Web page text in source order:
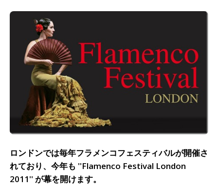
ロンドンでは毎年フラメンコフェスティバルが開催さ
れており、今年も ''Flamenco Festival London
2011'' が幕を開けます。